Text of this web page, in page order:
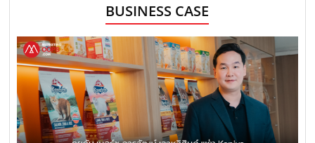
BUSINESS CASE